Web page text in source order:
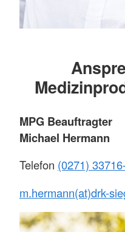
MPG Beauftragter
Michael Hermann
Telefon (0271)
m.hermann(at)drk-